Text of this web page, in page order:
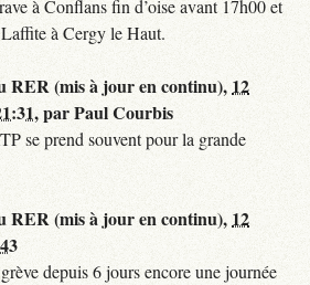
à Conflans fin d’oise avant 17h00 et
à Cergy le Haut.
RER (mis à jour en continu), 12
,parPaul Courbis
se prend souvent pour la grande
RER (mis à jour en continu), 12
depuis 6 jours encore une journée